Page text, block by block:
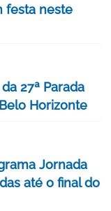
festa neste
27ª Parada
Horizonte
Jornada
até o final do